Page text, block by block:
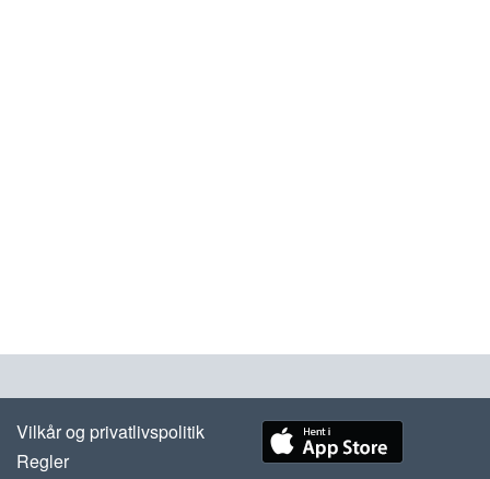
Vilkår og privatlivspolitik
Regler